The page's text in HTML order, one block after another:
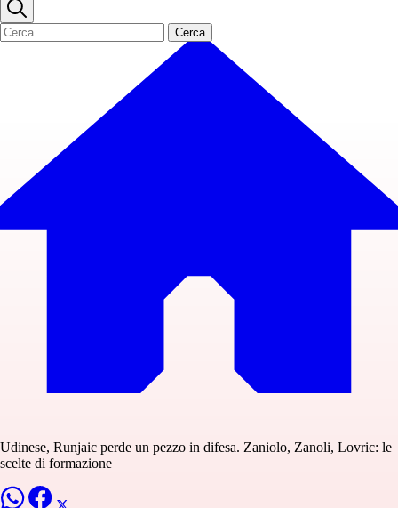
Cerca
Udinese, Runjaic perde un pezzo in difesa. Zaniolo, Zanoli, Lovric: le
scelte di formazione